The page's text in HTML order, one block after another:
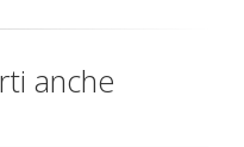
anche